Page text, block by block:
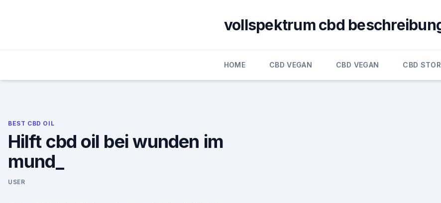
vollspektrum cbd
HOME CBD VEGAN CBD VEGAN CBD
BEST CBD OIL
Hilft cbd oil bei wunden im
mund_
USER